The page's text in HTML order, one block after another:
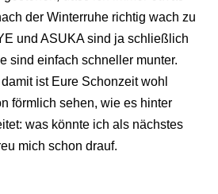
der Winterruhe richtig wach zu
und ASUKA sind ja schließlich
sind einfach schneller munter.
ist Eure Schonzeit wohl
förmlich sehen, wie es hinter
was könnte ich als nächstes
mich schon drauf.